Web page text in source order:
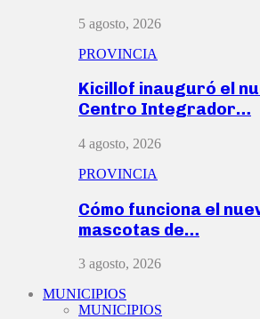
5 agosto, 2026
PROVINCIA
Kicillof inauguró el
Centro Integrador…
4 agosto, 2026
PROVINCIA
Cómo funciona el
mascotas de…
3 agosto, 2026
MUNICIPIOS
MUNICIPIOS